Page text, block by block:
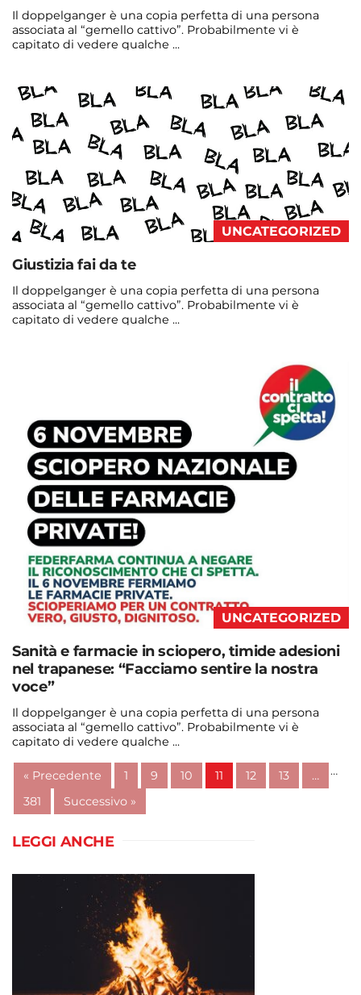
Il doppelganger è una copia perfetta di una persona
associata al “gemello cattivo”. Probabilmente vi è
capitato di vedere qualche ...
admin@admin.com 3 days fa
UNCATEGORIZED
Giustizia fai da te
Il doppelganger è una copia perfetta di una persona
associata al “gemello cattivo”. Probabilmente vi è
capitato di vedere qualche ...
UNCATEGORIZED
Sanità e farmacie in sciopero, timide adesioni
nel trapanese: “Facciamo sentire la nostra
voce”
Il doppelganger è una copia perfetta di una persona
associata al “gemello cattivo”. Probabilmente vi è
capitato di vedere qualche ...
Continua a leggere
admin@admin.com
« Precedente 1 …
9 10 11 12 13
…
381
Successivo »
LEGGI ANCHE